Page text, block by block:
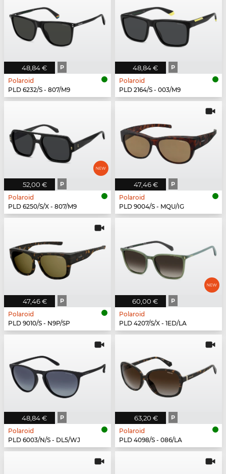
48,84 € P
Polaroid
PLD 6232/S - 807/M9
48,84 € P
Polaroid
PLD 2164/S - 003/M9
52,00 € P
Polaroid
PLD 6250/S/X - 807/M9
47,46 € P
Polaroid
PLD 9004/S - MQU/IG
47,46 € P
Polaroid
PLD 9010/S - N9P/SP
60,00 € P
Polaroid
PLD 4207/S/X - 1ED/LA
48,84 € P
Polaroid
PLD 6003/N/S - DL5/WJ
63,20 € P
Polaroid
PLD 4098/S - 086/LA